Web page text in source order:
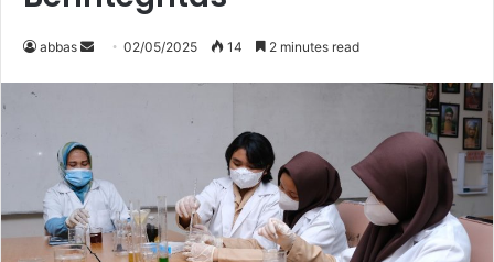
abbas
n
m
a
02/05/2025 14 2 minutes read